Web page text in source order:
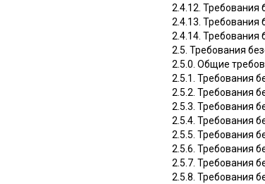
2.4.12. Требования
2.4.13. Требования
2.4.14. Требования
2.5. Требования
2.5.0. Общие
2.5.1. Требования
2.5.2. Требования
2.5.3. Требования
2.5.4. Требования
2.5.5. Требования
2.5.6. Требования
2.5.7. Требования
2.5.8. Требования